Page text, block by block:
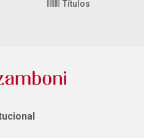
Títulos